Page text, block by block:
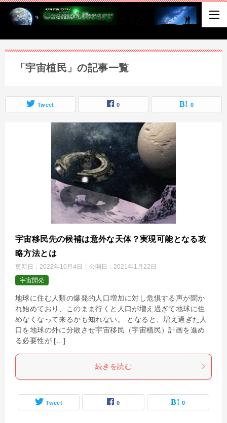
「宇宙植民」の記事一覧
Tweet 0 0
宇宙移民先の候補は意外な天体？実現可能となる攻
略方法とは
更新日： 2022年10月4日 公開日： 2021年1月22日
宇宙開発
地球に住む人類の爆発的人口増加に対し危惧する声が聞か
れ始めており、このまま行くと人口が増え過ぎて地球に住
めなくなって来るかも知れない。 となると、増え過ぎた人
口を地球の外に分散させ宇宙移民（宇宙植民）計画を進め
る必要性が […]
続きを読む
Tweet 0 0